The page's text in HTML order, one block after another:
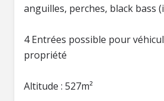
anguilles, perches, black bass
4 Entrées possible pour
propriété
Altitude : 527m²